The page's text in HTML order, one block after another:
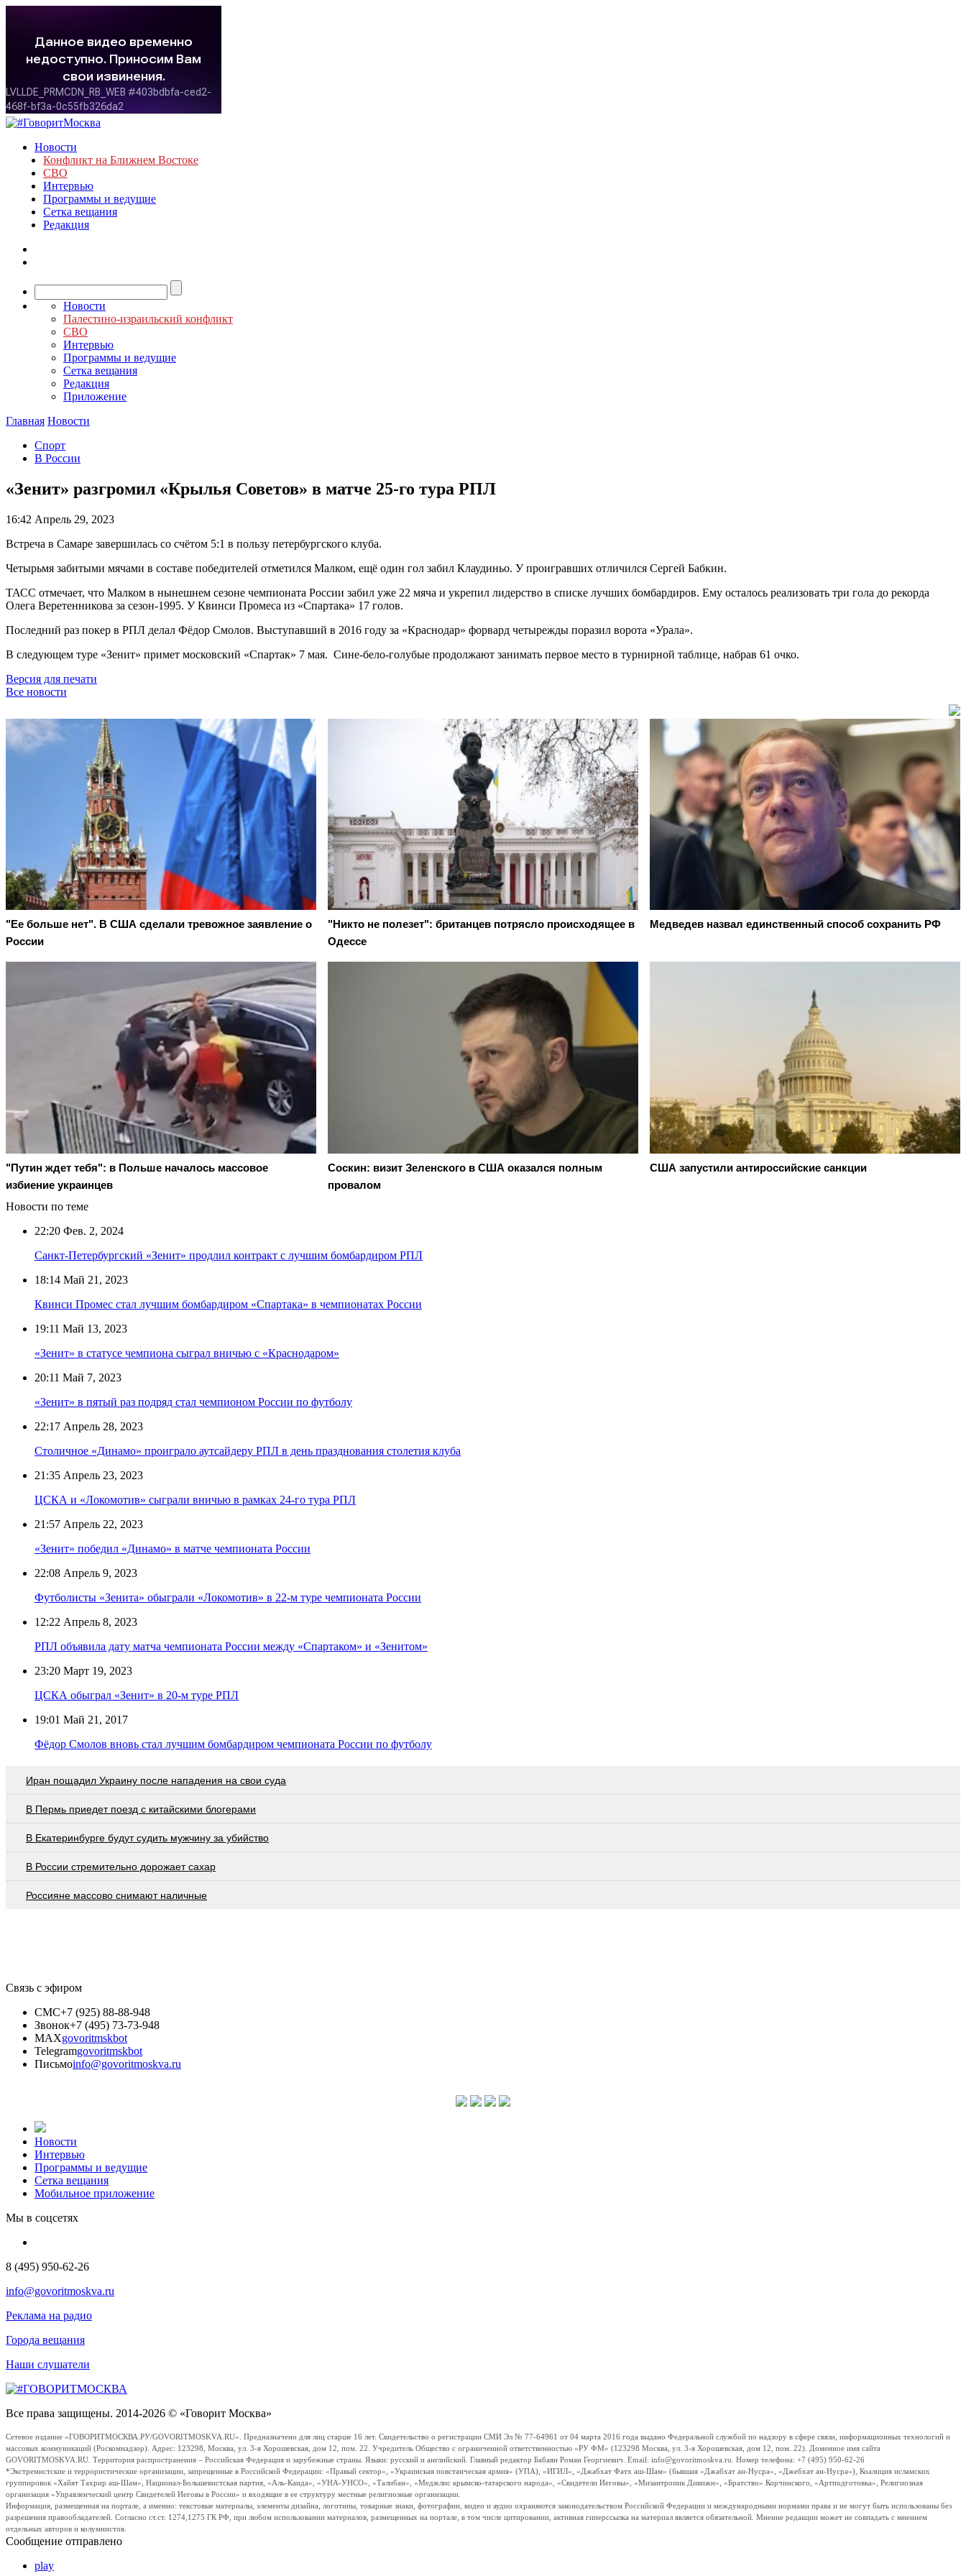
Новости
Конфликт на Ближнем Востоке
СВО
Интервью
Программы и ведущие
Сетка вещания
Редакция
Новости
Палестино-израильский конфликт
СВО
Интервью
Программы и ведущие
Сетка вещания
Редакция
Приложение
Главная Новости
Спорт
В России
«Зенит» разгромил «Крылья Советов» в матче 25-го тура РПЛ
16:42 Апрель 29, 2023
Встреча в Самаре завершилась со счётом 5:1 в пользу петербургского клуба.
Четырьмя забитыми мячами в составе победителей отметился Малком, ещё один гол забил Клаудиньо. У проигравших отличился Сергей Бабкин.
ТАСС отмечает, что Малком в нынешнем сезоне чемпионата России забил уже 22 мяча и укрепил лидерство в списке лучших бомбардиров. Ему осталось реализовать три гола до рекорда
Олега Веретенникова за сезон-1995. У Квинси Промеса из «Спартака» 17 голов.
Последний раз покер в РПЛ делал Фёдор Смолов. Выступавший в 2016 году за «Краснодар» форвард четырежды поразил ворота «Урала».
В следующем туре «Зенит» примет московский «Спартак» 7 мая. Сине-бело-голубые продолжают занимать первое место в турнирной таблице, набрав 61 очко.
Версия для печати
Все новости
"Ее больше нет". В США сделали тревожное заявление о
России
"Никто не полезет": британцев потрясло происходящее в
Одессе
Медведев назвал единственный способ сохранить РФ
"Путин ждет тебя": в Польше началось массовое
избиение украинцев
Соскин: визит Зеленского в США оказался полным
провалом
США запустили антироссийские санкции
Новости по теме
22:20 Фев. 2, 2024
Санкт-Петербургский «Зенит» продлил контракт с лучшим бомбардиром РПЛ
18:14 Май 21, 2023
Квинси Промес стал лучшим бомбардиром «Спартака» в чемпионатах России
19:11 Май 13, 2023
«Зенит» в статусе чемпиона сыграл вничью с «Краснодаром»
20:11 Май 7, 2023
«Зенит» в пятый раз подряд стал чемпионом России по футболу
22:17 Апрель 28, 2023
Столичное «Динамо» проиграло аутсайдеру РПЛ в день празднования столетия клуба
21:35 Апрель 23, 2023
ЦСКА и «Локомотив» сыграли вничью в рамках 24-го тура РПЛ
21:57 Апрель 22, 2023
«Зенит» победил «Динамо» в матче чемпионата России
22:08 Апрель 9, 2023
Футболисты «Зенита» обыграли «Локомотив» в 22-м туре чемпионата России
12:22 Апрель 8, 2023
РПЛ объявила дату матча чемпионата России между «Спартаком» и «Зенитом»
23:20 Март 19, 2023
ЦСКА обыграл «Зенит» в 20-м туре РПЛ
19:01 Май 21, 2017
Фёдор Смолов вновь стал лучшим бомбардиром чемпионата России по футболу
Иран пощадил Украину после нападения на свои суда
В Пермь приедет поезд с китайскими блогерами
В Екатеринбурге будут судить мужчину за убийство
В России стремительно дорожает сахар
Россияне массово снимают наличные
Связь с эфиром
СМС+7 (925) 88-88-948
Звонок+7 (495) 73-73-948
MAXgovoritmskbot
Telegramgovoritmskbot
Письмоinfo@govoritmoskva.ru
Новости
Интервью
Программы и ведущие
Сетка вещания
Мобильное приложение
Мы в соцсетях
8 (495) 950-62-26
info@govoritmoskva.ru
Реклама на радио
Города вещания
Наши слушатели
Все права защищены. 2014-2026 © «Говорит Москва»
Сетевое издание «ГОВОРИТМОСКВА.РУ/GOVORITMOSKVA.RU». Предназначено для лиц старше 16 лет. Свидетельство о регистрации СМИ Эл № 77-64961 от 04 марта 2016 года выдано Федеральной службой по надзору в сфере связи, информационных технологий и
массовых коммуникаций (Роскомнадзор). Адрес: 123298, Москва, ул. 3-я Хорошевская, дом 12, пом. 22. Учредитель Общество с ограниченной ответственностью «РУ ФМ» (123298 Москва, ул. 3-я Хорошевская, дом 12, пом. 22). Доменное имя сайта
GOVORITMOSKVA.RU. Территория распространения – Российская Федерация и зарубежные страны. Языки: русский и английский. Главный редактор Бабаян Роман Георгиевич. Email: info@govoritmoskva.ru. Номер телефона: +7 (495) 950-62-26
*Экстремистские и террористические организации, запрещенные в Российской Федерации: «Правый сектор», «Украинская повстанческая армия» (УПА), «ИГИЛ», «Джабхат Фатх аш-Шам» (бывшая «Джабхат ан-Нусра», «Джебхат ан-Нусра»), Коалиция исламских
группировок «Хайят Тахрир аш-Шам», Национал-Большевистская партия, «Аль-Каида», «УНА-УНСО», «Талибан», «Меджлис крымско-татарского народа», «Свидетели Иеговы», «Мизантропик Дивижн», «Братство» Корчинского, «Артподготовка», Религиозная
организация «Управленческий центр Свидетелей Иеговы в России» и входящие в ее структуру местные религиозные организации.
Информация, размещенная на портале, а именно: текстовые материалы, элементы дизайна, логотипы, товарные знаки, фотографии, видео и аудио охраняются законодательством Российской Федерации и международными нормами права и не могут быть использованы без
разрешения правообладателей. Согласно ст.ст. 1274,1275 ГК РФ, при любом использовании материалов, размещенных на портале, в том числе цитировании, активная гиперссылка на материал является обязательной. Мнение редакции может не совпадать с мнением
отдельных авторов и колумнистов.
Сообщение отправлено
play